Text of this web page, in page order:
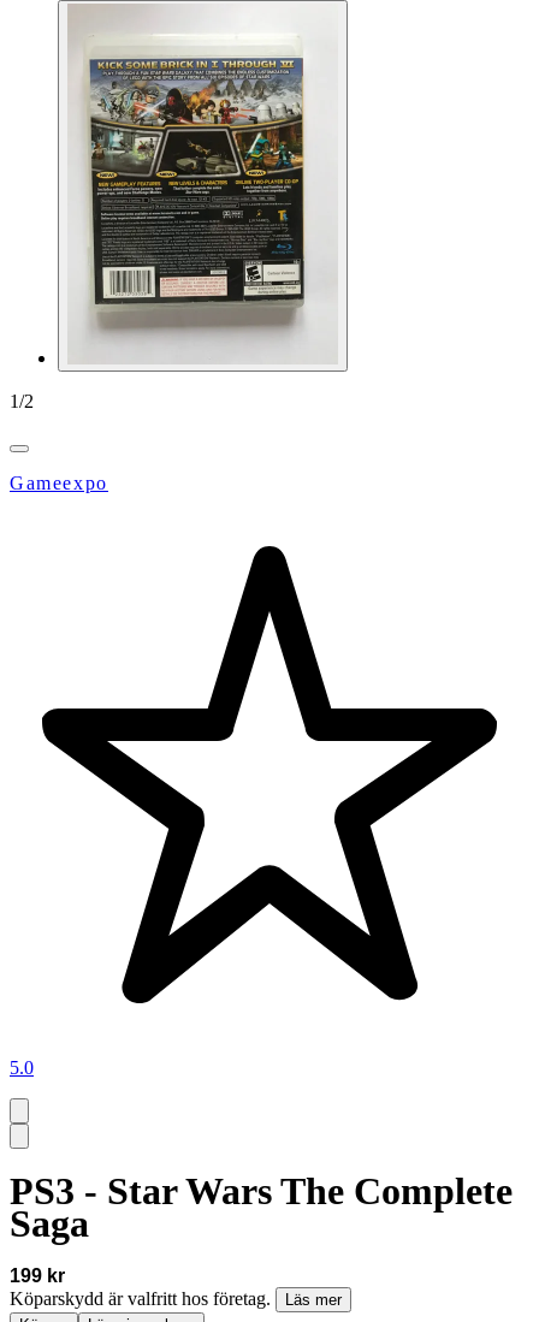
1/2
Gameexpo
5.0
PS3 - Star Wars The Complete
Saga
199 kr
Köparskydd är valfritt hos företag.
Läs mer